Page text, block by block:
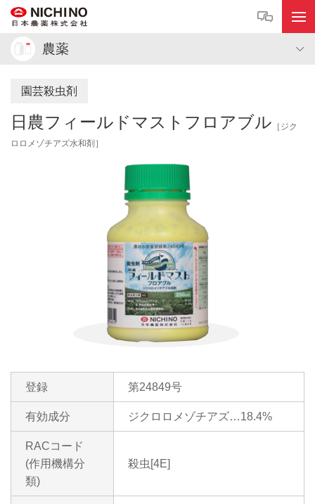
農薬
園芸殺虫剤
日農フィールドマストフロアブル ［ジク
ロロメゾチアズ水和剤］
登録 第24849号
有効成分 ジクロロメゾチアズ…18.4%
RACコード
(作用機構分
類)
殺虫[4E]